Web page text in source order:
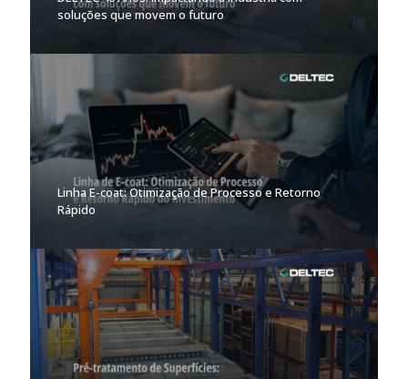
soluções que movem o futuro
Linha E-coat: Otimização de Processo e Retorno
Rápido